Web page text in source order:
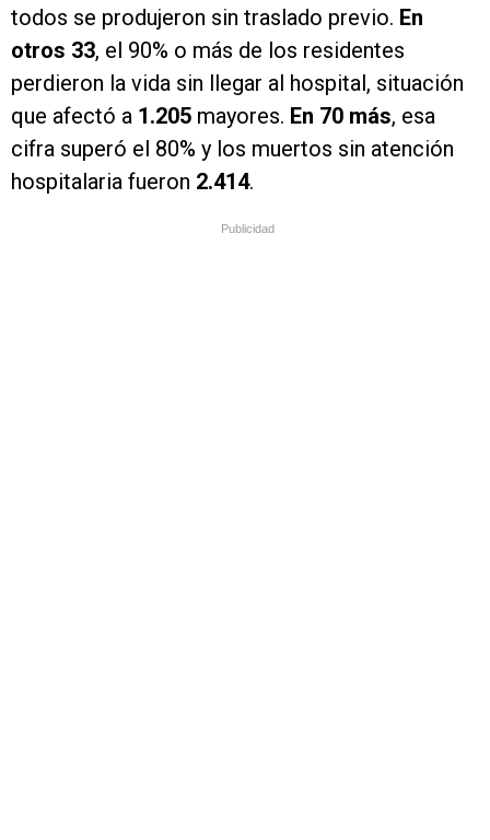
todos se produjeron sin traslado previo. En
otros 33, el 90% o más de los residentes
perdieron la vida sin llegar al hospital, situación
que afectó a 1.205 mayores. En 70 más, esa
cifra superó el 80% y los muertos sin atención
hospitalaria fueron 2.414.
Publicidad